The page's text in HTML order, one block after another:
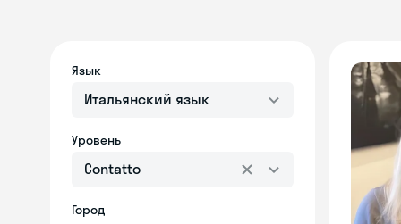
Язык
Итальянский язык
Уровень
Contatto
Город